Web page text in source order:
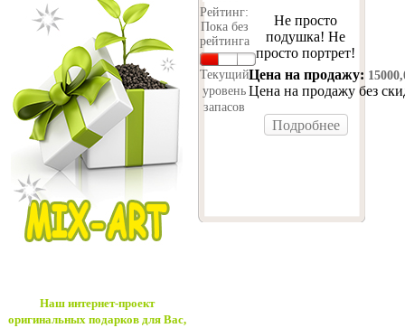
Наш интернет-проект
оригинальных подарков для Вас,
Рейтинг:
Пока без
рейтинга
Текущий
уровень
запасов
Не просто
подушка! Не
просто портрет!
Цена на продажу:
Цена на продажу без
Подробнее